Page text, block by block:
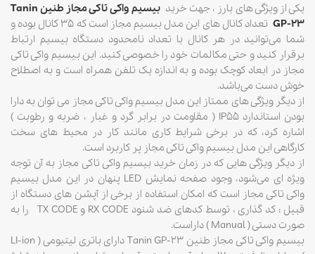
یکی از ویژگی های بارز ، جهت خرید
بیسیم واکی تاکی مجاز طنین Tanin
GP-23
تعداد کانال های این مدل بیسیم مجاز است که ۳۵ کانال بوده و
شما می‌توانید در هر کانال با تعداد نامحدود دستگاه بیسیم ارتباط
برقرار کنید و حتی مکالمات خود را خصوصی کنید. این بیسیم واکی تاکی
مجاز در ابعاد کوچک بوده و به اندازه یک تلفن همراه است و به اصطلاح
خوش دست می‌باشد.
از دیگر ویژگی های ممتاز این مدل بیسیم واکی تاکی مجاز می توان به دارا
بودن استاندارد IP55 ( مقاومت در برابر گرد و غبار ، ضربه و رطوبت )
اشاره کرد، که در برخی شرایط کاری مانند کار در محیط های سخت
کارگاهی این مدل بیسیم واکی تاکی مجاز پر کاربرد است.
از دیگر ویژگی هایی که در زمان خرید بیسیم واکی تاکی مجاز به آن توجه
ویژه ای می‌شود، وجود صفحه نمایش LED پنهان در این مدل بیسیم
واکی تاکی مجاز است که امکان استفاده از برخی از آپشن های دستگاه از
قبیل : کد گذاری ، توسط کدهای ضد شنود RX CODE و TX CODE را به
صورت دستی ( Manual ) داراست.
بیسیم واکی تاکی مجاز طنین Tanin GP-23 دارای باتری لیتیومی ( LI-ion